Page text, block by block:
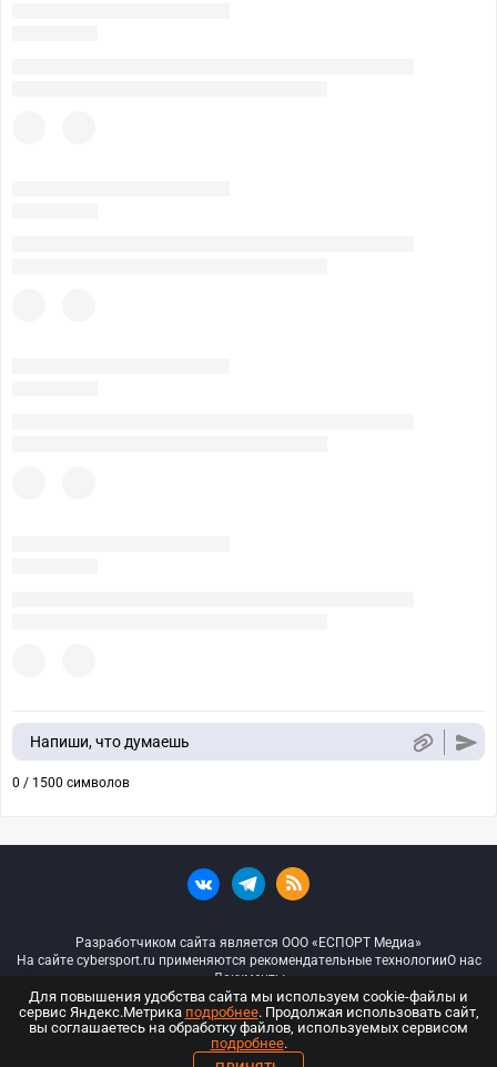
Напиши, что думаешь
0 / 1500 символов
Разработчиком сайта является ООО «ЕСПОРТ Медиа»
На сайте cybersport.ru применяются рекомендательные технологииО нас
Документы
© ООО «Киберспорт.ру» — Все права защищены
18+
Для повышения удобства сайта мы используем cookie-файлы и
сервис Яндекс.Метрика подробнее. Продолжая использовать сайт,
вы соглашаетесь на обработку файлов, используемых сервисом
подробнее.